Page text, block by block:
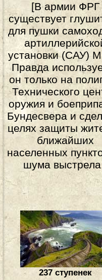
[В армии ФРГ
существует
для пушки
установки (САУ)
Правда
он только на
Технического
оружия и
Бундесвера и
целях защиты
ближайших
населенных
шума
237 ступенек